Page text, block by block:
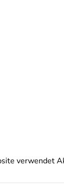
verwendet